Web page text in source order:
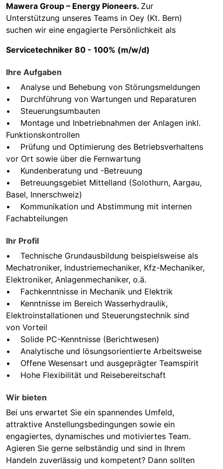
Mawera Group – Energy Pioneers. Zur
Unterstützung unseres Teams in Oey (Kt. Bern)
suchen wir eine engagierte Persönlichkeit als
Servicetechniker 80 - 100% (m/w/d)
Ihre Aufgaben
• Analyse und Behebung von Störungsmeldungen
• Durchführung von Wartungen und Reparaturen
• Steuerungsumbauten
• Montage und Inbetriebnahmen der Anlagen inkl.
Funktionskontrollen
• Prüfung und Optimierung des Betriebsverhaltens
vor Ort sowie über die Fernwartung
• Kundenberatung und -Betreuung
• Betreuungsgebiet Mittelland (Solothurn, Aargau,
Basel, Innerschweiz)
• Kommunikation und Abstimmung mit internen
Fachabteilungen
Ihr Profil
• Technische Grundausbildung beispielsweise als
Mechatroniker, Industriemechaniker, Kfz-Mechaniker,
Elektroniker, Anlagenmechaniker, o.ä.
• Fachkenntnisse in Mechanik und Elektrik
• Kenntnisse im Bereich Wasserhydraulik,
Elektroinstallationen und Steuerungstechnik sind
von Vorteil
• Solide PC-Kenntnisse (Berichtwesen)
• Analytische und lösungsorientierte Arbeitsweise
• Offene Wesensart und ausgeprägter Teamspirit
• Hohe Flexibilität und Reisebereitschaft
Wir bieten
Bei uns erwartet Sie ein spannendes Umfeld,
attraktive Anstellungsbedingungen sowie ein
engagiertes, dynamisches und motiviertes Team.
Agieren Sie gerne selbständig und sind in Ihrem
Handeln zuverlässig und kompetent? Dann sollten